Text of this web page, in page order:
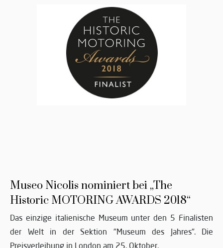
Museo Nicolis nominiert bei „The
Historic MOTORING AWARDS 2018“
Das einzige italienische Museum unter den 5 Finalisten
der Welt in der Sektion "Museum des Jahres". Die
Preisverleihung in London am 25. Oktober.